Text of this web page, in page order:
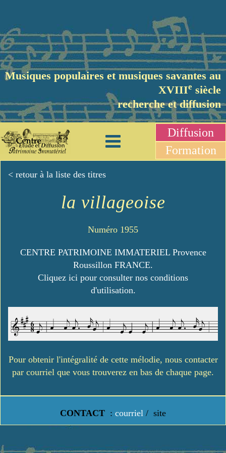
Musiques populaires et musiques savantes au
XVIIIe siècle
recherche et diffusion
Diffusion
Formation
< retour à la liste des titres
la villageoise
Numéro 1955
CENTRE PATRIMOINE IMMATERIEL Provence
Roussillon FRANCE.
Cliquez ici pour consulter nos conditions
d'utilisation.
Pour obtenir l'intégralité de cette mélodie, nous contacter
par courriel que vous trouverez en bas de chaque page.
CONTACT : courriel / site
https://www.lavielledanstoussesetats.fr